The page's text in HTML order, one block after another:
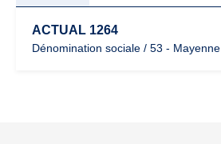
ACTUAL 1264
Dénomination sociale / 53 - Mayenne